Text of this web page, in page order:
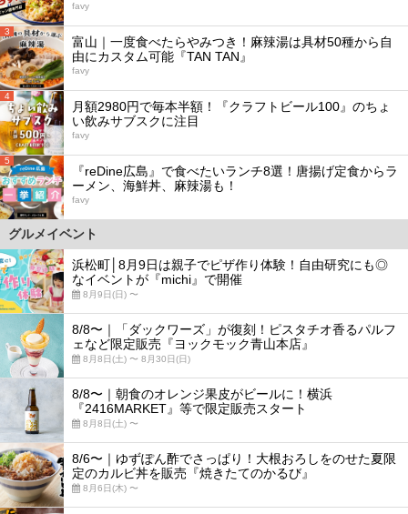
favy
3
富山｜一度食べたらやみつき！麻辣湯は具材50種から自
由にカスタム可能『TAN TAN』
favy
4
月額2980円で毎本半額！『クラフトビール100』のちょ
い飲みサブスクに注目
favy
5
『reDine広島』で食べたいランチ8選！唐揚げ定食からラ
ーメン、海鮮丼、麻辣湯も！
favy
グルメイベント
浜松町│8月9日は親子でピザ作り体験！自由研究にも◎
なイベントが『michi』で開催
8月9日(日) 〜
8/8〜｜「ダックワーズ」が復刻！ピスタチオ香るパルフ
ェなど限定販売『ヨックモック青山本店』
8月8日(土) 〜 8月30日(日)
8/8〜｜朝食のオレンジ果皮がビールに！横浜
『2416MARKET』等で限定販売スタート
8月8日(土) 〜
8/6〜｜ゆずぽん酢でさっぱり！大根おろしをのせた夏限
定のカルビ丼を販売『焼きたてのかるび』
8月6日(木) 〜